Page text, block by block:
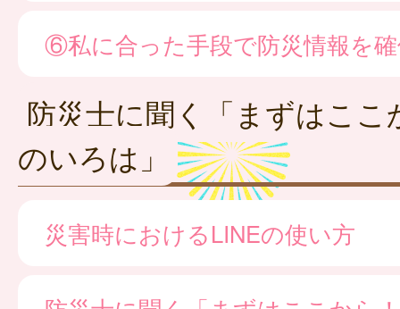
⑥私に合った手段で防災情報を
防災士に聞く「まずはここ
のいろは」
災害時におけるLINEの使い方